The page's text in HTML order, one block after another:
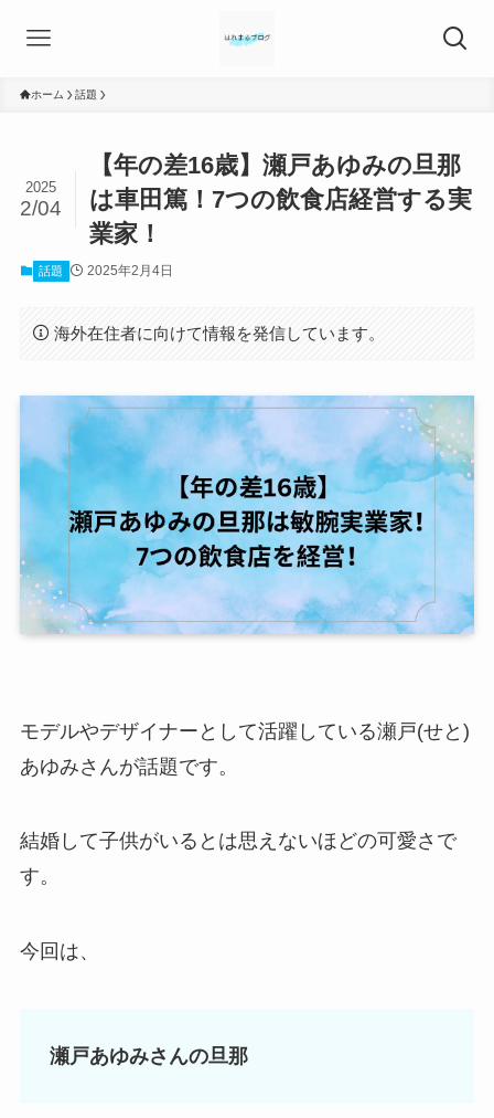
ホーム 話題
【年の差16歳】瀬戸あゆみの旦那
は車田篤！7つの飲食店経営する実
業家！
2025
2/04
話題 2025年2月4日
海外在住者に向けて情報を発信しています。
モデルやデザイナーとして活躍している瀬戸(せと)
あゆみさんが話題です。
結婚して子供がいるとは思えないほどの可愛さで
す。
今回は、
瀬戸あゆみさんの旦那